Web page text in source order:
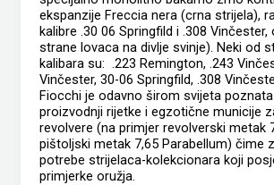
ekspanzije Freccia nera (crna strijela),
kalibre .30 06 Springfild i .308
strane lovaca na divlje svinje). Neki od
kalibara su: .223 Remington, .243
Vinčester, 30-06 Springfild, .308
Fiocchi je odavno širom svijeta
proizvodnji rijetke i egzotične municije
revolvere (na primjer revolverski metak
pištoljski metak 7,65 Parabellum) čime
potrebe strijelaca-kolekcionara koji
primjerke oružja.